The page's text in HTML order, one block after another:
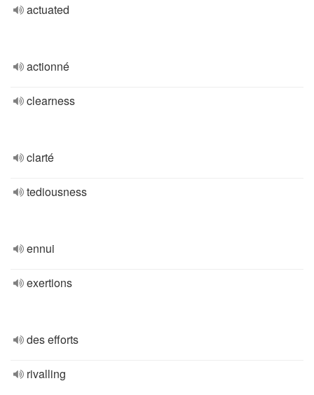
actuated
actionné
clearness
clarté
tediousness
ennui
exertions
des efforts
rivalling